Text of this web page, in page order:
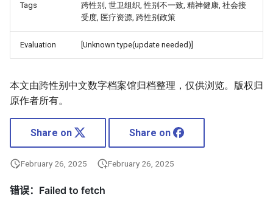
Tags
跨性别, 世卫组织, 性别不一致, 精神健康, 社会接
受度, 医疗资源, 跨性别政策
Evaluation [Unknown type(update needed)]
本文由跨性别中文数字档案馆归档整理，仅供浏览。版权归
原作者所有。
Share on Share on
February 26, 2025 February 26, 2025